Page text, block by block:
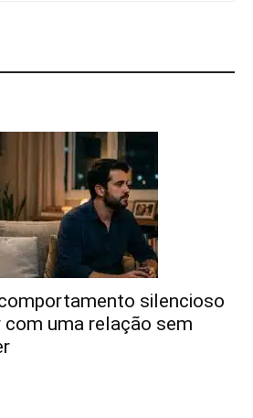
comportamento silencioso
com uma relação sem